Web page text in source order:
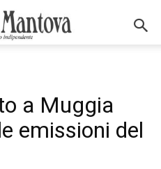
a Muggia
emissioni del